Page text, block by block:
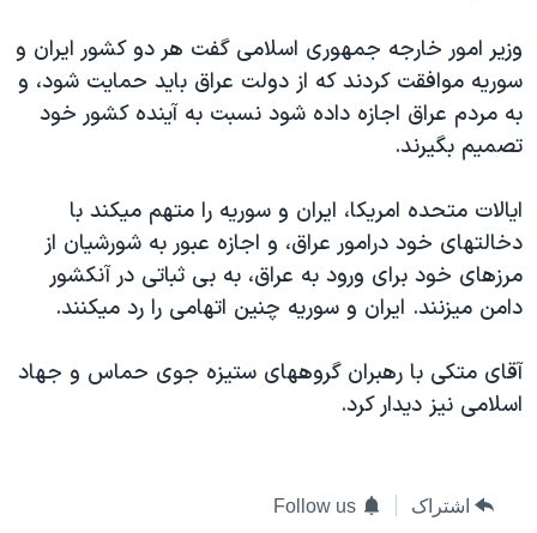
حقوق شهروندی
اقتصادی
علم و فناوری
اسرائیل در جنگ
آرشیو پخش زنده
انتخابات ریاست جمهوری آمریکا ۲۰۲۴
حمله جمهوری اسلامی به اسرائیل
رمز مهسا
ورزش زنان در ایران
مجموعه مستندهای دادخواهی
تریبونال مردمی آبان ۹۸
دادگاه حمید نوری
قانون شفافیت دارائی کادر رهبری ایران
نرگس محمدی برنده جایزه نوبل صلح
زبانهای مختلف
وزير امور خارجه جمهوری اسلامی گفت هر دو کشور ايران و
سوريه موافقت کردند که از دولت عراق بايد حمايت شود، و
به مردم عراق اجازه داده شود نسبت به آينده کشور خود
تصميم بگيرند.
ايالات متحده امريکا، ايران و سوريه را متهم ميکند با
دخالتهای خود درامور عراق، و اجازه عبور به شورشيان از
مرزهای خود برای ورود به عراق، به بی ثباتی در آنکشور
دامن ميزنند. ايران و سوريه چنين اتهامی را رد ميکنند.
آقای متکی با رهبران گروههای ستيزه جوی حماس و جهاد
اسلامی نيز ديدار کرد.
اشتراک Follow us